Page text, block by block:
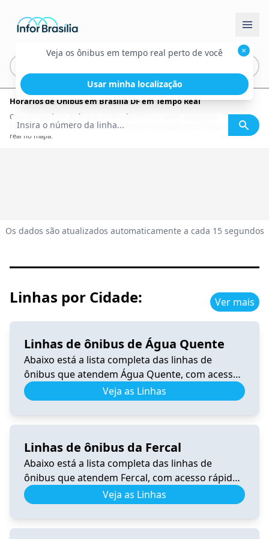
Horários de Ônibus em Brasília DF em Tempo Real
Consulte horários de ônibus em Brasília DF com dados atualizados,
informações por linha, itinerário completo e localização dos ônibus em tempo
real no mapa.
×
Veja os ônibus em tempo real perto de você
Usar minha localização
Os dados são atualizados automaticamente a cada 15 segundos
Linhas por Cidade: Ver mais
Linhas de ônibus de Água Quente
Abaixo está a lista completa das linhas de
ônibus que atendem Água Quente, com acesso
rápido a horários, itinerários e informações
atualizadas. 0.340 Horário de Ônibus 0.340
Real e Itinerário (2026) Ver horários 340.3
Horário de Ônibus 340.3 Recanto […]
Veja as Linhas
Linhas de ônibus da Fercal
Abaixo está a lista completa das linhas de
ônibus que atendem Fercal, com acesso rápido
a horários, itinerários e informações
atualizadas. 0.531 Horário de Ônibus 0.531
Veja as Linhas